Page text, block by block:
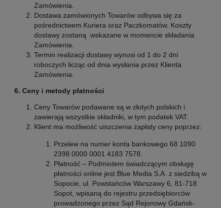
Zamówienia.
Dostawa zamówionych Towarów odbywa się za
pośrednictwem Kuriera oraz Paczkomatów. Koszty
dostawy zostaną wskazane w momencie składania
Zamówienia.
Termin realizacji dostawy wynosi od 1 do 2 dni
roboczych licząc od dnia wysłania przez Klienta
Zamówienia.
6. Ceny i metody płatności
Ceny Towarów podawane są w złotych polskich i
zawierają wszystkie składniki, w tym podatek VAT.
Klient ma możliwość uiszczenia zapłaty ceny poprzez:
Przelew na numer konta bankowego 68 1090
2398 0000 0001 4183 7578.
Płatność – Podmiotem świadczącym obsługę
płatności online jest Blue Media S.A. z siedzibą w
Sopocie, ul. Powstańców Warszawy 6, 81-718
Sopot, wpisaną do rejestru przedsiębiorców
prowadzonego przez Sąd Rejonowy Gdańsk-